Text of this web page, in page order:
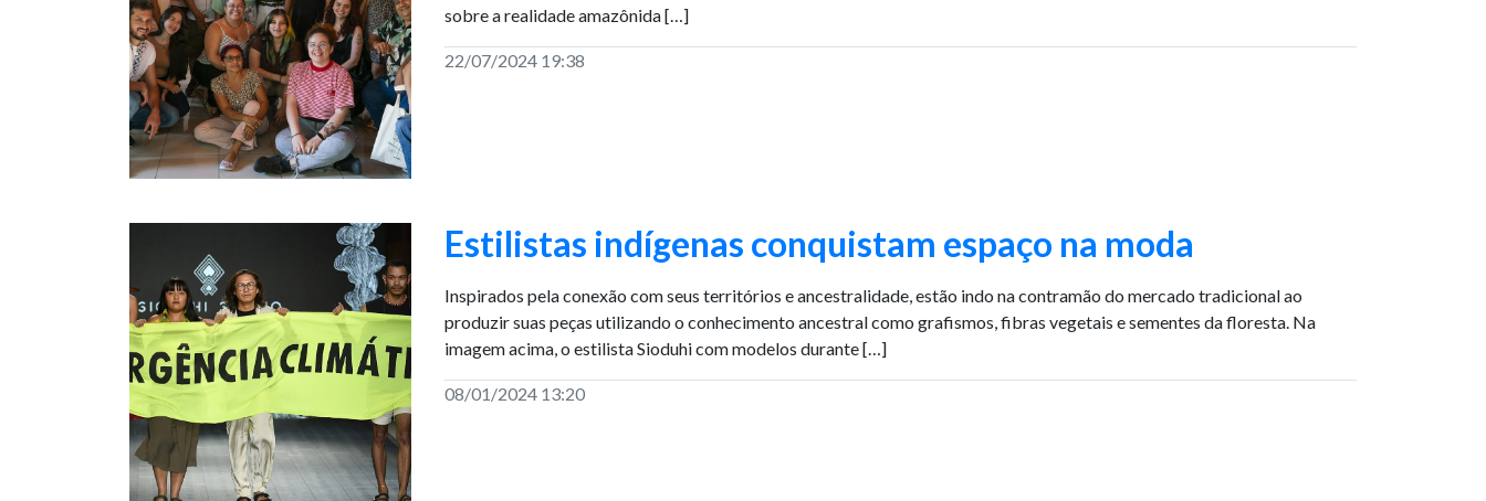
sobre a realidade amazônida […]
22/07/2024 19:38
Estilistas indígenas conquistam espaço na moda
Inspirados pela conexão com seus territórios e ancestralidade, estão indo na contramão do mercado tradicional ao
produzir suas peças utilizando o conhecimento ancestral como grafismos, fibras vegetais e sementes da floresta. Na
imagem acima, o estilista Sioduhi com modelos durante […]
08/01/2024 13:20